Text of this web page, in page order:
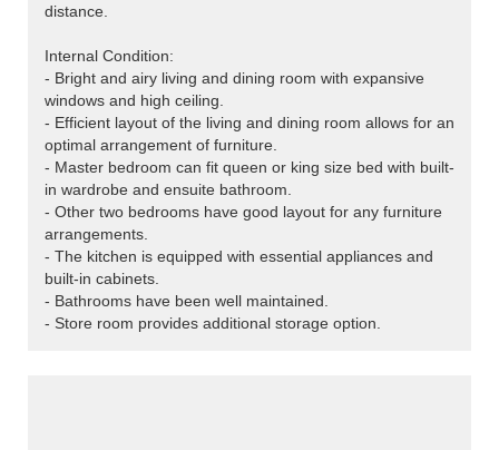
distance.
Internal Condition:
- Bright and airy living and dining room with expansive
windows and high ceiling.
- Efficient layout of the living and dining room allows for an
optimal arrangement of furniture.
- Master bedroom can fit queen or king size bed with built-
in wardrobe and ensuite bathroom.
- Other two bedrooms have good layout for any furniture
arrangements.
- The kitchen is equipped with essential appliances and
built-in cabinets.
- Bathrooms have been well maintained.
- Store room provides additional storage option.